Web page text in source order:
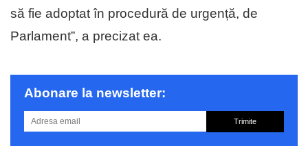
să fie adoptat în procedură de urgență, de
Parlament”, a precizat ea.
Abonare la newsletter:
Trimite